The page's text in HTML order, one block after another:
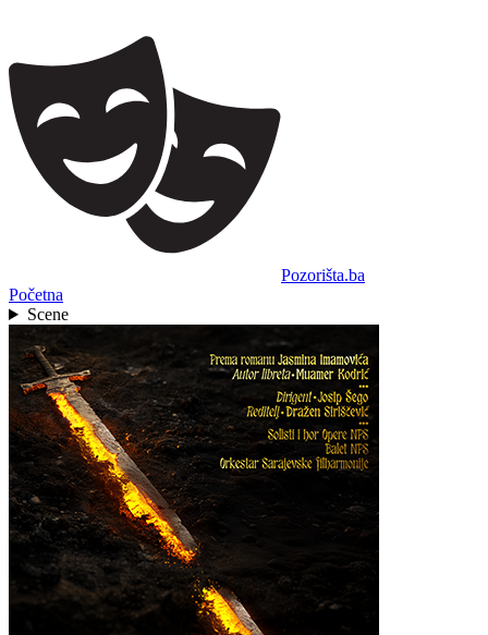
Pozorišta.ba
Početna
Scene